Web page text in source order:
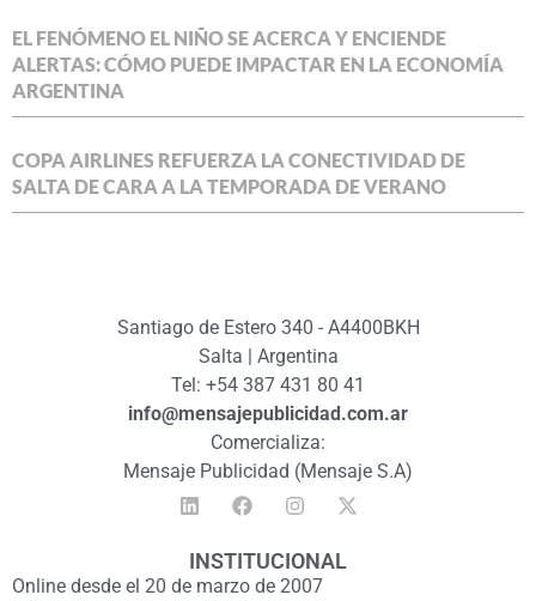
EL FENÓMENO EL NIÑO SE ACERCA Y ENCIENDE
ALERTAS: CÓMO PUEDE IMPACTAR EN LA ECONOMÍA
ARGENTINA
COPA AIRLINES REFUERZA LA CONECTIVIDAD DE
SALTA DE CARA A LA TEMPORADA DE VERANO
Santiago de Estero 340 - A4400BKH
Salta | Argentina
Tel: +54 387 431 80 41
info@mensajepublicidad.com.ar
Comercializa:
Mensaje Publicidad (Mensaje S.A)
INSTITUCIONAL
Online desde el 20 de marzo de 2007